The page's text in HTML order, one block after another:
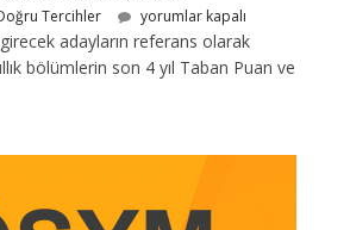
Tercihler yorumlar kapalı
girecek adayların referans olarak
bölümlerin son 4 yıl Taban Puan ve